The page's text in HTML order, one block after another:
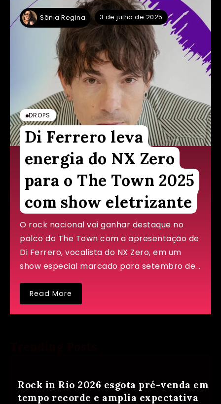
Sônia Regina 3 de julho de 2025
DROPS
Di Ferrero leva
energia do NX Zero
para o The Town 2025
com show eletrizante
O rock nacional vai ganhar destaque no
palco do The Town com a apresentação de
Di Ferrero, vocalista do NX Zero, em um
show especial marcado para setembro de...
Read More
Rock in Rio 2026 esgota pré-venda em
tempo recorde e amplia expectativa